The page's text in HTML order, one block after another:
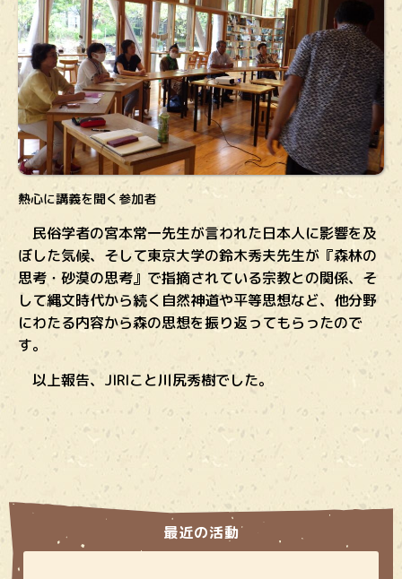
熱心に講義を聞く参加者
民俗学者の宮本常一先生が言われた日本人に影響を及
ぼした気候、そして東京大学の鈴木秀夫先生が『森林の
思考・砂漠の思考』で指摘されている宗教との関係、そ
して縄文時代から続く自然神道や平等思想など、他分野
にわたる内容から森の思想を振り返ってもらったので
す。
以上報告、JIRIこと川尻秀樹でした。
最近の活動